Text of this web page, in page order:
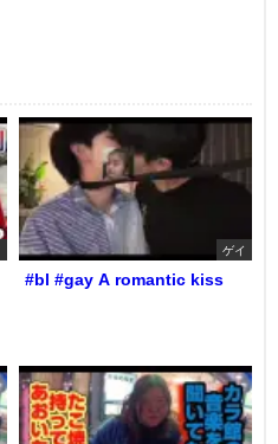
ゲイ
#bl #gay A romantic kiss